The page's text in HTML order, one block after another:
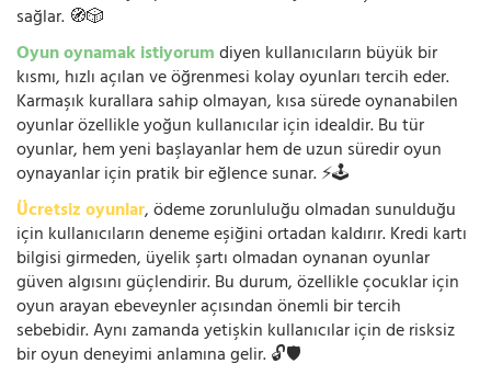
sağlar. 🧭🎲
Oyun oynamak istiyorumdiyen kullanıcıların büyük bir
kısmı, hızlı açılan ve öğrenmesi kolay oyunları tercih eder.
Karmaşık kurallara sahip olmayan, kısa sürede oynanabilen
oyunlar özellikle yoğun kullanıcılar için idealdir. Bu tür
oyunlar, hem yeni başlayanlar hem de uzun süredir oyun
oynayanlar için pratik bir eğlence sunar. ⚡🕹️
Ücretsiz oyunlar, ödeme zorunluluğu olmadan sunulduğu
için kullanıcıların deneme eşiğini ortadan kaldırır. Kredi kartı
bilgisi girmeden, üyelik şartı olmadan oynanan oyunlar
güven algısını güçlendirir. Bu durum, özellikle çocuklar için
oyun arayan ebeveynler açısından önemli bir tercih
sebebidir. Aynı zamanda yetişkin kullanıcılar için de risksiz
bir oyun deneyimi anlamına gelir. 🔓🛡️